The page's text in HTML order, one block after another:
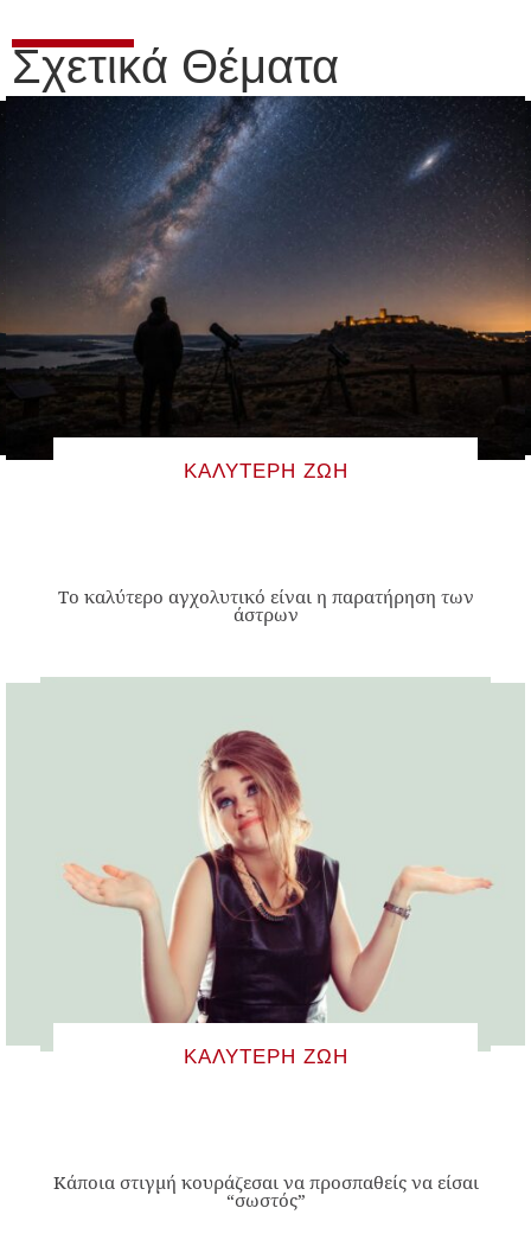
Σχετικά Θέματα
ΚΑΛΎΤΕΡΗ ΖΩΉ
Το καλύτερο αγχολυτικό είναι η παρατήρηση των
άστρων
ΚΑΛΎΤΕΡΗ ΖΩΉ
Κάποια στιγμή κουράζεσαι να προσπαθείς να είσαι
“σωστός”